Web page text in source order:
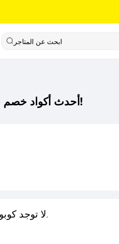
ابحث عن المتاجر
أحدث أكواد خصم عطور رسمة كود خصم حصري لـ عطور رسمة الآن!
لا توجد كوبونات متاحة لـهذا المتجر حاليًا.